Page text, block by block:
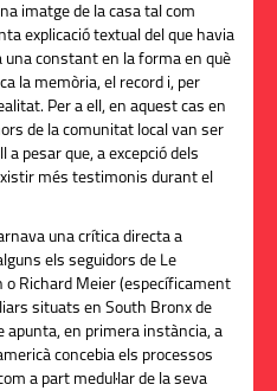
imatge de la casa tal com
explicació textual del que havia
una constant en la forma en què
la memòria, el record i, per
Per a ell, en aquest cas en
de la comunitat local van ser
pesar que, a excepció dels
més testimonis durant el
una crítica directa a
els seguidors de Le
o Richard Meier (específicament
situats en South Bronx de
apunta, en primera instància, a
concebia els processos
a part medul·lar de la seva